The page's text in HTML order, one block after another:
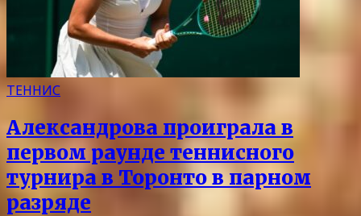
ТЕННИС
Александрова проиграла в
первом раунде теннисного
турнира в Торонто в парном
разряде